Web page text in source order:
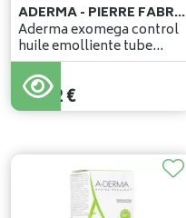
ADERMA - PIERRE FABRE BENELUX
Aderma exomega control
huile emolliente tube
500ml
22,50
19,12€